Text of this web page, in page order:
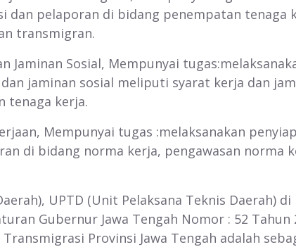
dan pelaporan di bidang penempatan
transmigran.
Jaminan Sosial, Mempunyai
jaminan sosial meliputi syarat kerja dan
tenaga kerja.
Mempunyai tugas :melaksanakan
di bidang norma kerja, pengawasan norma
UPTD (Unit Pelaksana Teknis Daerah)
Gubernur Jawa Tengah Nomor : 52
Provinsi Jawa Tengah adalah